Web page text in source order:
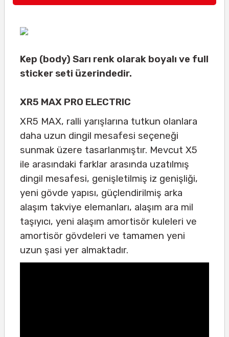
Kep (body) Sarı renk olarak boyalı ve full
sticker seti üzerindedir.
XR5 MAX PRO ELECTRIC
XR5 MAX, ralli yarışlarına tutkun olanlara
daha uzun dingil mesafesi seçeneği
sunmak üzere tasarlanmıştır. Mevcut X5
ile arasındaki farklar arasında uzatılmış
dingil mesafesi, genişletilmiş iz genişliği,
yeni gövde yapısı, güçlendirilmiş arka
alaşım takviye elemanları, alaşım ara mil
taşıyıcı, yeni alaşım amortisör kuleleri ve
amortisör gövdeleri ve tamamen yeni
uzun şasi yer almaktadır.